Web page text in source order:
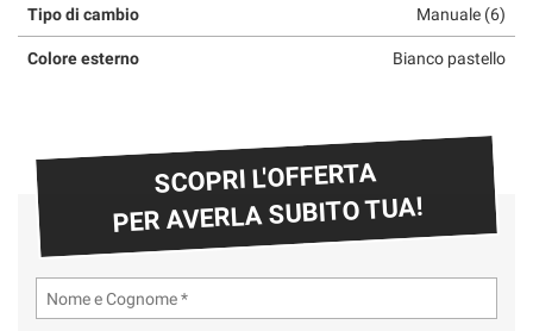
Tipo di cambio Manuale (6)
Colore esterno Bianco pastello
SCOPRI L'OFFERTA
PER AVERLA SUBITO TUA!
qualsiasi
momento.
Cookie necessari
Cookie delle preferenze